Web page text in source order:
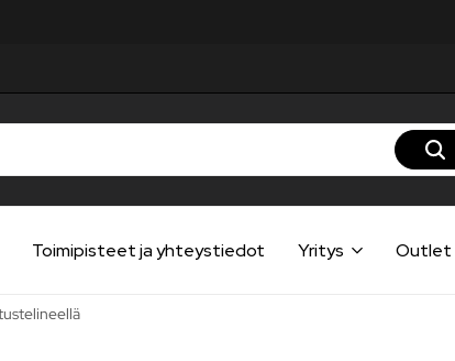
Toimipisteet ja yhteystiedot Yritys Outlet